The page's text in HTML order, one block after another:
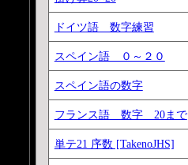
ドイツ語 数字練習
スペイン語 ０～２０
スペイン語の数字
フランス語 数字 20まで
単テ21 序数 [TakenoJHS]